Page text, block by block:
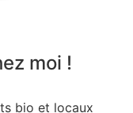
moi !